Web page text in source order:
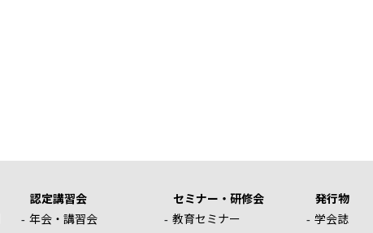
認定講習会
年会・講習会
セミナー・研修会
教育セミナー
発行物
学会誌